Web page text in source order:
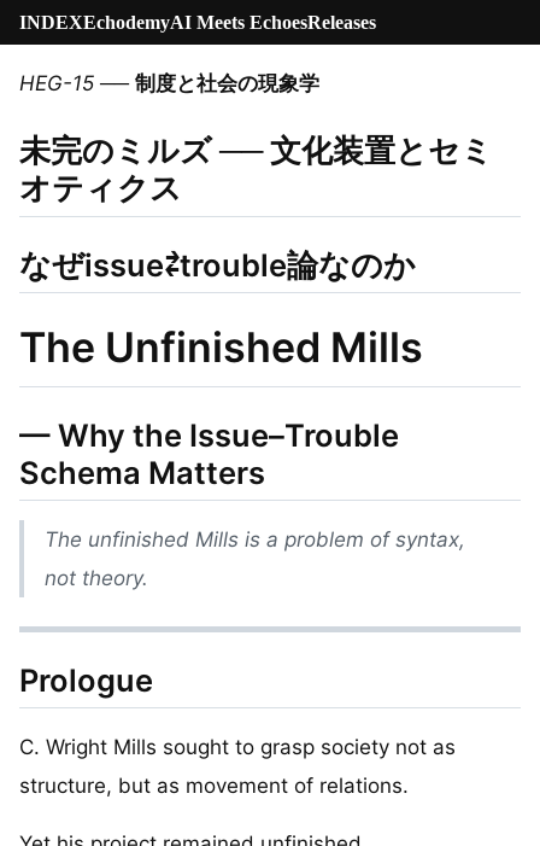
INDEXEchodemyAI Meets EchoesReleases
HEG-15 ── 制度と社会の現象学
未完のミルズ ── 文化装置とセミ
オティクス
なぜissue⇄trouble論なのか
The Unfinished Mills
— Why the Issue–Trouble
Schema Matters
The unfinished Mills is a problem of syntax,
not theory.
Prologue
C. Wright Mills sought to grasp society not as
structure, but as movement of relations.